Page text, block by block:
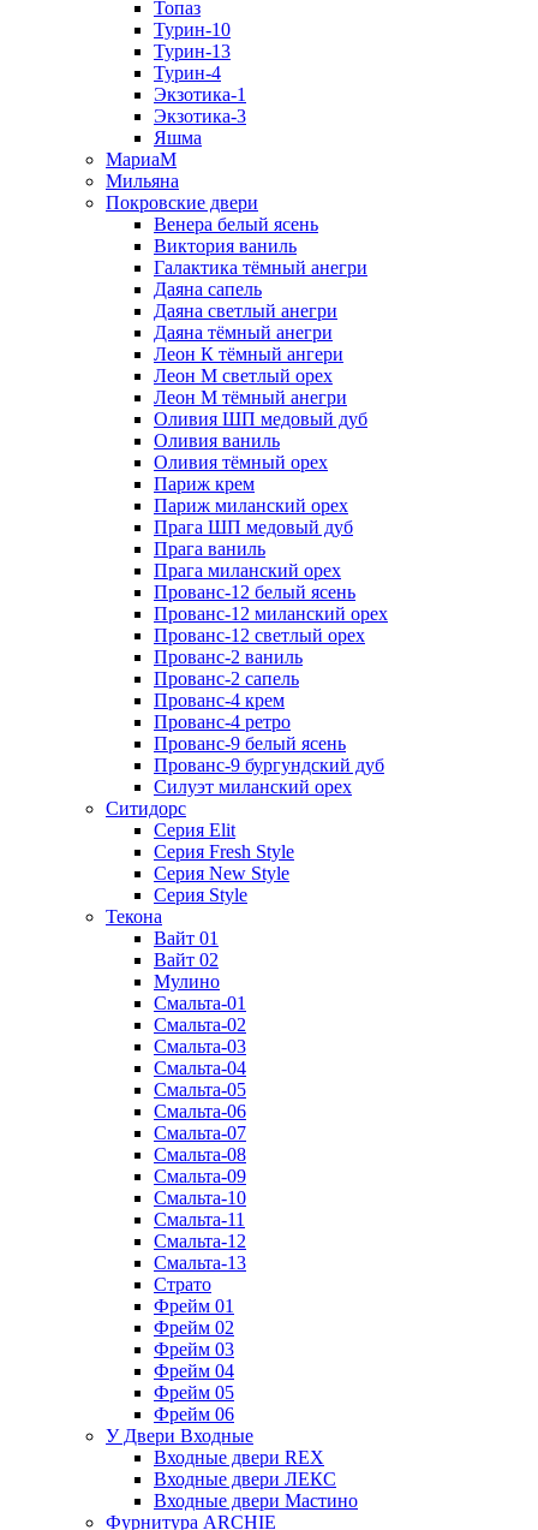
Топаз
Турин-10
Турин-13
Турин-4
Экзотика-1
Экзотика-3
Яшма
МариаМ
Мильяна
Покровские двери
Венера белый ясень
Виктория ваниль
Галактика тёмный анегри
Даяна сапель
Даяна светлый анегри
Даяна тёмный анегри
Леон К тёмный ангери
Леон М светлый орех
Леон М тёмный анегри
Оливия ШП медовый дуб
Оливия ваниль
Оливия тёмный орех
Париж крем
Париж миланский орех
Прага ШП медовый дуб
Прага ваниль
Прага миланский орех
Прованс-12 белый ясень
Прованс-12 миланский орех
Прованс-12 светлый орех
Прованс-2 ваниль
Прованс-2 сапель
Прованс-4 крем
Прованс-4 ретро
Прованс-9 белый ясень
Прованс-9 бургундский дуб
Силуэт миланский орех
Ситидорс
Серия Elit
Серия Fresh Style
Серия New Style
Серия Style
Текона
Вайт 01
Вайт 02
Мулино
Смальта-01
Смальта-02
Смальта-03
Смальта-04
Смальта-05
Смальта-06
Смальта-07
Смальта-08
Смальта-09
Смальта-10
Смальта-11
Смальта-12
Смальта-13
Страто
Фрейм 01
Фрейм 02
Фрейм 03
Фрейм 04
Фрейм 05
Фрейм 06
У Двери Входные
Входные двери REX
Входные двери ЛЕКС
Входные двери Мастино
Фурнитура ARCHIE